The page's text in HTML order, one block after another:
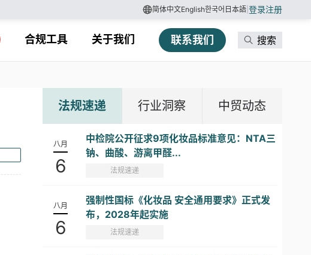
简体中文English한국어 日本語 登录注册
合规工具 关于我们 联系我们 搜索
法规速递 行业洞察 中贸动态
八月
6
中检院公开征求9项化妆品标准意见：NTA三
钠、曲酸、游离甲醛...
法规速递
八月
6
强制性国标《化妆品 安全通用要求》正式发
布，2028年起实施
法规速递